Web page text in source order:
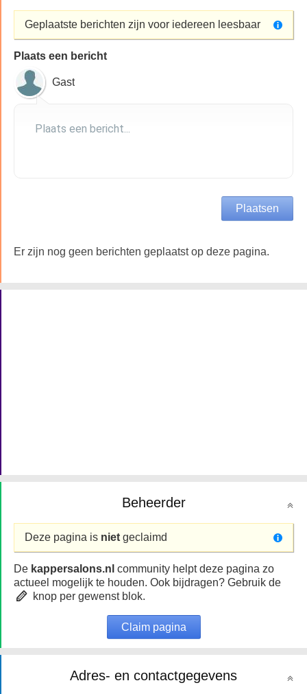
Geplaatste berichten zijn voor iedereen leesbaar
Plaats een bericht
Gast
Er zijn nog geen berichten geplaatst op deze pagina.
Beheerder
Deze pagina is niet geclaimd
De kappersalons.nl community helpt deze pagina zo
actueel mogelijk te houden. Ook bijdragen? Gebruik de
knop per gewenst blok.
Claim pagina
Adres- en contactgegevens